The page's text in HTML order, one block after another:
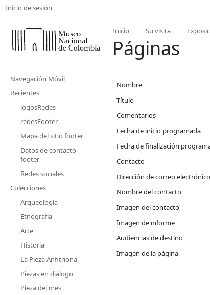
Inicio de sesión
Inicio Su visita
Páginas
Navegación Móvil
Recientes
logosRedes
redesFooter
Mapa del sitio footer
Datos de contacto
footer
Redes sociales
Colecciones
Arqueología
Etnografía
Arte
Historia
La Pieza Anfitriona
Piezas en diálogo
Pieza del mes
Nombre
Título
Comentarios
Fecha de inicio programada
Fecha de finalización
Contacto
Dirección de correo
Nombre del contacto
Imagen del contacto
Imagen de informe
Audiencias de destino
Imagen de la página